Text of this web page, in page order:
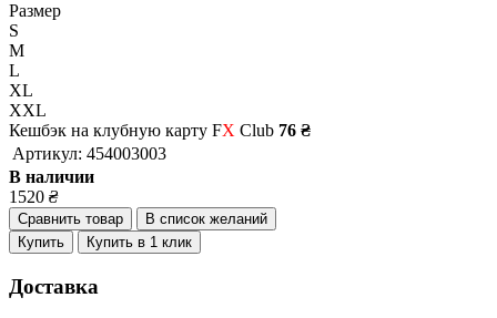
Размер
S
M
L
XL
XXL
Кешбэк на клубную карту FX Club 76 ₴
Артикул: 454003003
В наличии
1520 ₴
Сравнить товар
В список желаний
Купить
Купить в 1 клик
Доставка